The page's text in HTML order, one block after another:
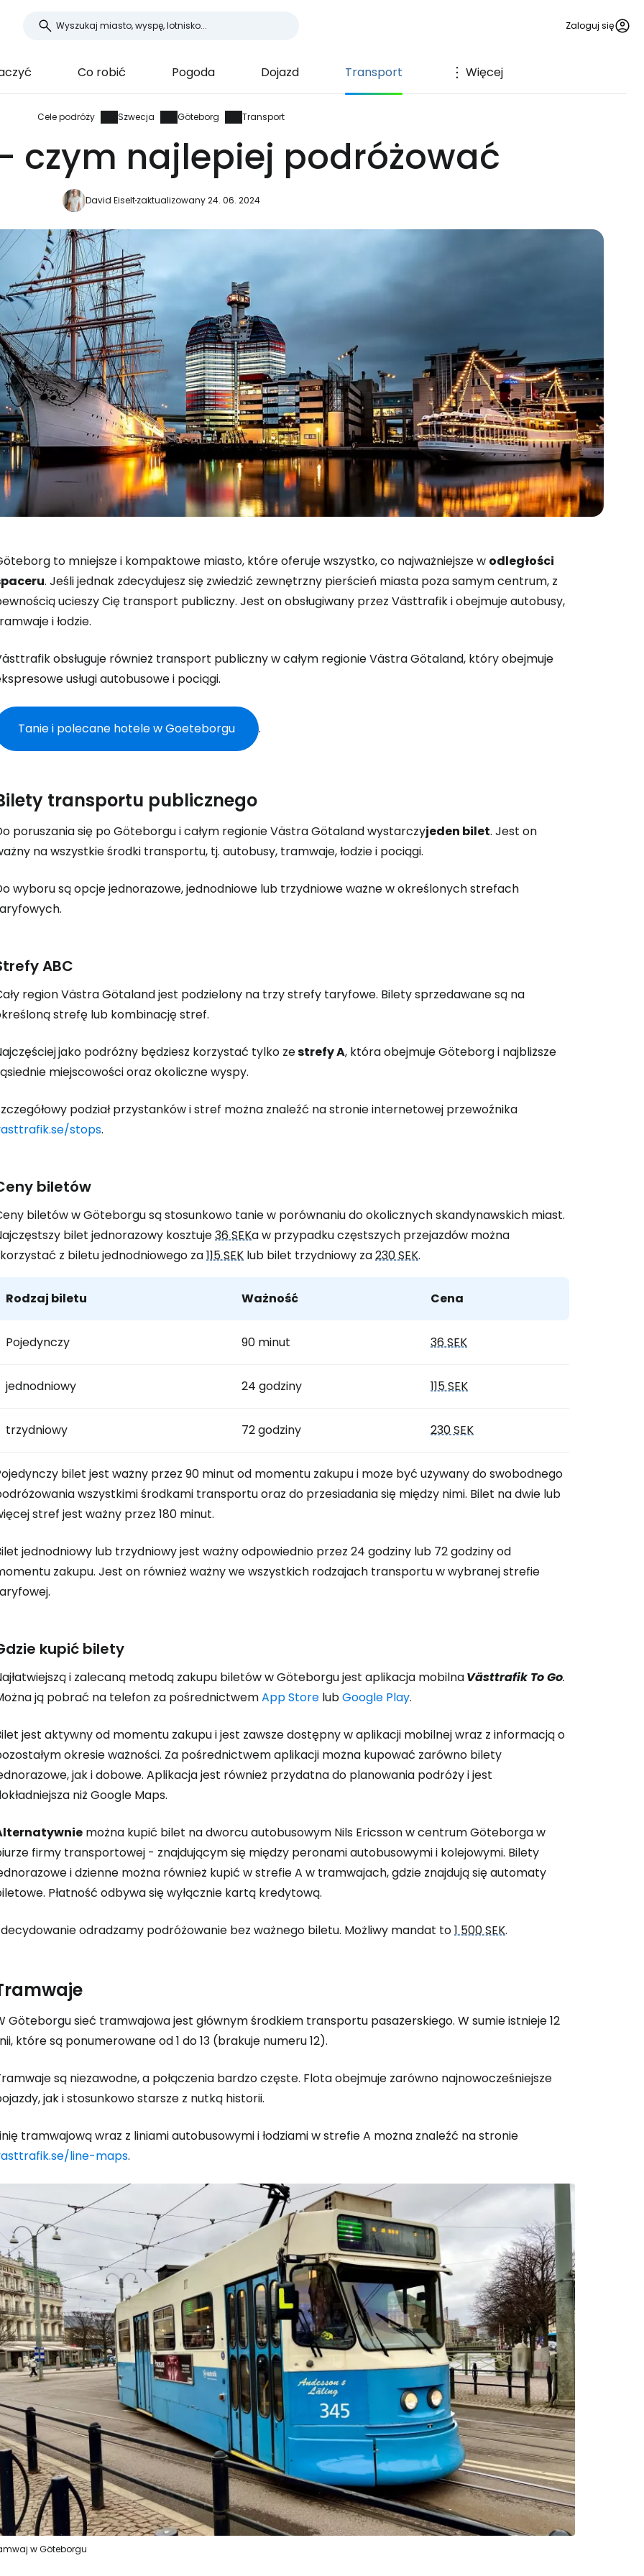
Zaloguj się
Co robić Pogoda Dojazd Transport Więcej
Cele podróży Szwecja Göteborg Transport
czym najlepiej podróżować
David Eiseltzaktualizowany 24. 06. 2024
to mniejsze i kompaktowe miasto, które oferuje wszystko, co najważniejsze w odległości
. Jeśli jednak zdecydujesz się zwiedzić zewnętrzny pierścień miasta poza samym centrum, z
ucieszy Cię transport publiczny. Jest on obsługiwany przez Västtrafik i obejmuje autobusy,
i łodzie.
obsługuje również transport publiczny w całym regionie Västra Götaland, który obejmuje
usługi autobusowe i pociągi.
Tanie i polecane hotele w Goeteborgu .
transportu publicznego
poruszania się po Göteborgu i całym regionie Västra Götaland wystarczyjeden bilet. Jest on
na wszystkie środki transportu, tj. autobusy, tramwaje, łodzie i pociągi.
wyboru są opcje jednorazowe, jednodniowe lub trzydniowe ważne w określonych strefach
ABC
region Västra Götaland jest podzielony na trzy strefy taryfowe. Bilety sprzedawane są na
strefę lub kombinację stref.
jako podróżny będziesz korzystać tylko zestrefy A, która obejmuje Göteborg i najbliższe
miejscowości oraz okoliczne wyspy.
podział przystanków i stref można znaleźć na stronie internetowej przewoźnika
stops.
biletów
biletów w Göteborgu są stosunkowo tanie w porównaniu do okolicznych skandynawskich miast.
bilet jednorazowy kosztuje36 SEKa w przypadku częstszych przejazdów można
z biletu jednodniowego za115 SEK lub bilet trzydniowy za230 SEK.
Rodzaj biletu Ważność Cena
Pojedynczy 90 minut 36 SEK
jednodniowy 24 godziny 115 SEK
trzydniowy 72 godziny 230 SEK
bilet jest ważny przez 90 minut od momentu zakupu i może być używany do swobodnego
wszystkimi środkami transportu oraz do przesiadania się między nimi. Bilet na dwie lub
stref jest ważny przez 180 minut.
jednodniowy lub trzydniowy jest ważny odpowiednio przez 24 godziny lub 72 godziny od
zakupu. Jest on również ważny we wszystkich rodzajach transportu w wybranej strefie
kupić bilety
i zalecaną metodą zakupu biletów w Göteborgu jest aplikacja mobilnaVästtrafik To Go.
ją pobrać na telefon za pośrednictwemApp Store lubGoogle Play.
jest aktywny od momentu zakupu i jest zawsze dostępny w aplikacji mobilnej wraz z informacją o
okresie ważności. Za pośrednictwem aplikacji można kupować zarówno bilety
jak i dobowe. Aplikacja jest również przydatna do planowania podróży i jest
niż Google Maps.
można kupić bilet na dworcu autobusowym Nils Ericsson w centrum Göteborga w
firmy transportowej - znajdującym się między peronami autobusowymi i kolejowymi. Bilety
i dzienne można również kupić w strefie A w tramwajach, gdzie znajdują się automaty
Płatność odbywa się wyłącznie kartą kredytową.
odradzamy podróżowanie bez ważnego biletu. Możliwy mandat to1 500 SEK.
Göteborgu sieć tramwajowa jest głównym środkiem transportu pasażerskiego. W sumie istnieje 12
które są ponumerowane od 1 do 13 (brakuje numeru 12).
są niezawodne, a połączenia bardzo częste. Flota obejmuje zarówno najnowocześniejsze
jak i stosunkowo starsze z nutką historii.
tramwajową wraz z liniami autobusowymi i łodziami w strefie A można znaleźć na stronie
line-maps.
w Göteborgu
Zaloguj się do Cestee
... światowej społeczności podróżniczej
Kontynuuj z Facebookiem
Kontynuuj z e-mailem